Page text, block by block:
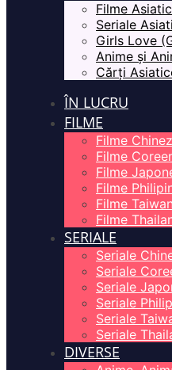
Filme
Seriale
Girls Love
Anime și
Cărți
ÎN LUCRU
FILME
Filme
Filme
Filme
Filme
Filme
Filme
SERIALE
Seriale
Seriale
Seriale
Seriale
Seriale
Seriale
DIVERSE